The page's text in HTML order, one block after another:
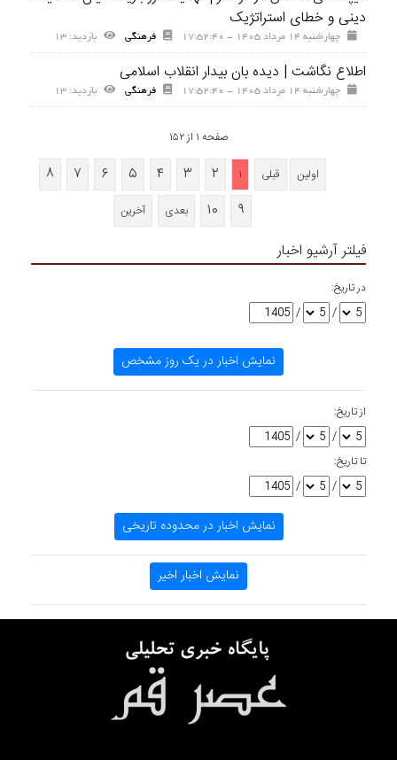
دینی و خطای استراتژیک
چهارشنبه ۱۴ مرداد ۱۴۰۵ - ۱۷:۵۲:۴۰ فرهنگی بازديد: ۱۳
اطلاع نگاشت | دیده بان بیدار انقلاب اسلامی
چهارشنبه ۱۴ مرداد ۱۴۰۵ - ۱۷:۵۲:۴۰ فرهنگی بازديد: ۱۳
صفحه ۱ از ۱۵۲
اولین قبلی ۱ ۲ ۳ ۴ ۵ ۶ ۷
۸
۹
۱۰ بعدی آخرین
فیلتر آرشیو اخبار
در تاریخ:
/
/
نمایش اخبار در یک روز مشخص
از تاریخ:
/
/
تا تاریخ:
/
/
نمایش اخبار در محدوده تاریخی
نمایش اخبار اخیر